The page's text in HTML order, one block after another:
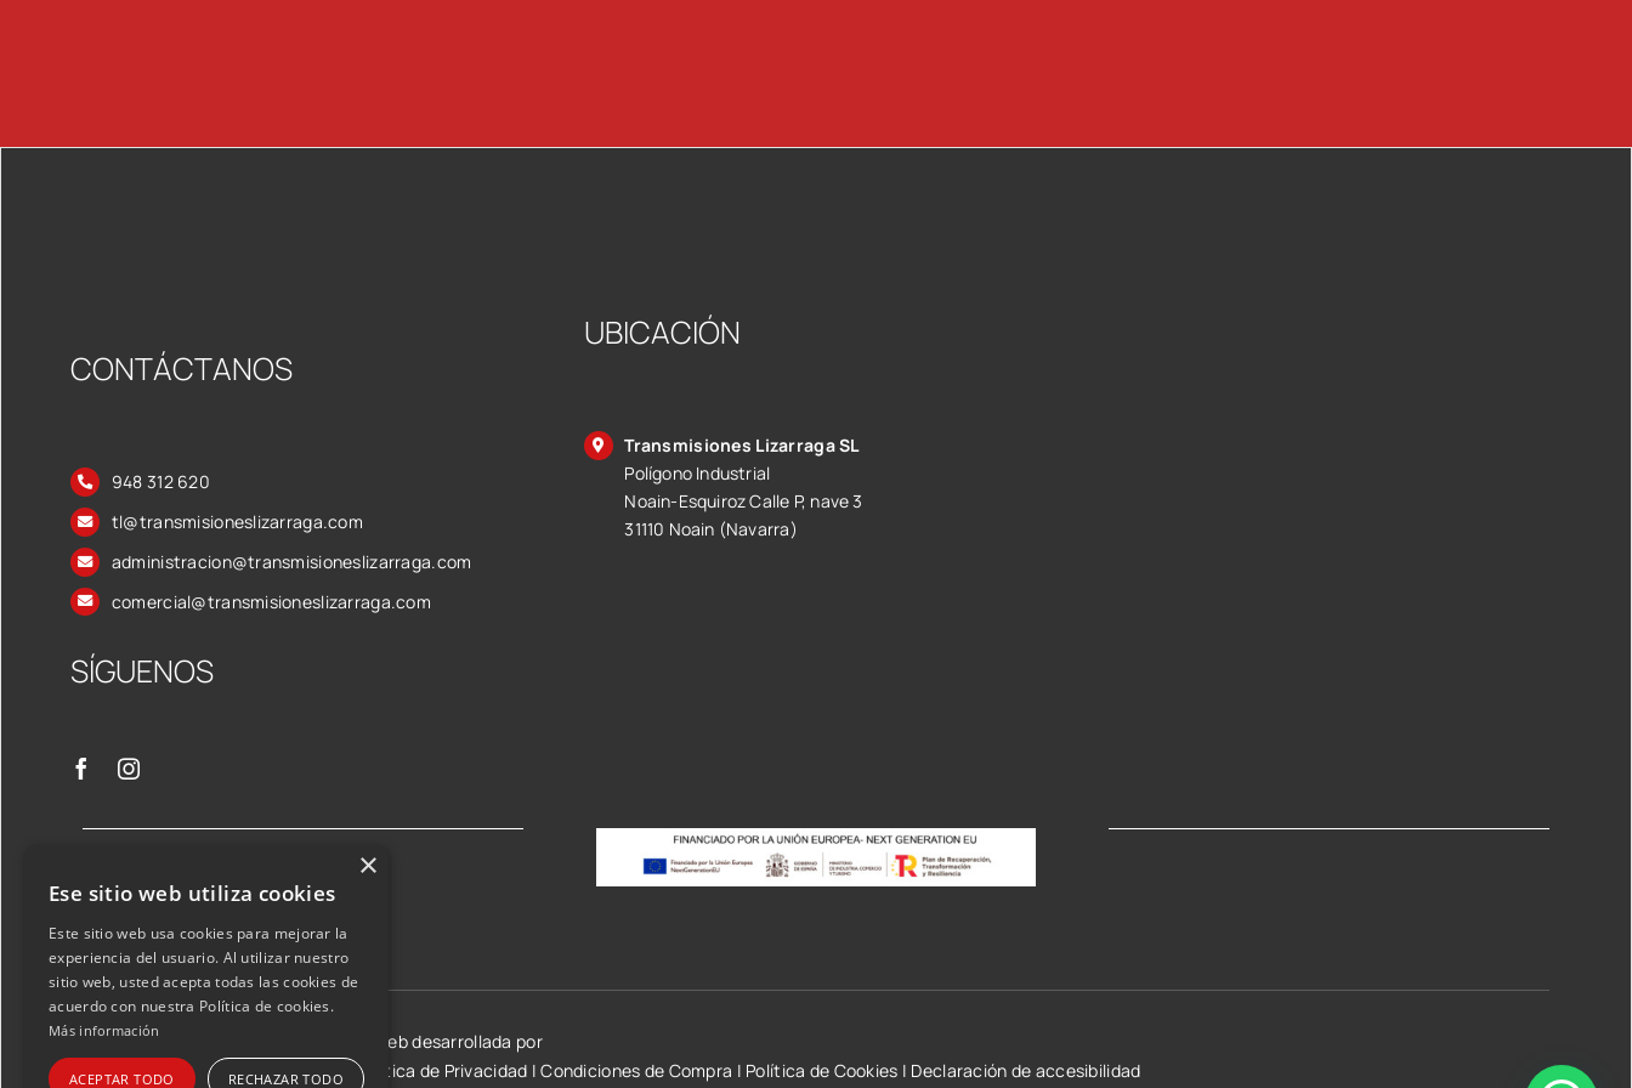
CONTÁCTANOS
948 312 620
tl@transmisioneslizarraga.com
administracion@transmisioneslizarraga.com
comercial@transmisioneslizarraga.com
SÍGUENOS
UBICACIÓN
Transmisiones Lizarraga SL
Polígono Industrial
Noain-Esquiroz Calle P, nave 3
31110 Noain (Navarra)
©2026 Transmisiones Lizarraga SL | Web desarrollada por
Aviso Legal y condiciones de uso |Política de Privacidad |Condiciones de Compra | Política de Cookies | Declaración de accesibilidad
×
Ese sitio web utiliza cookies
Este sitio web usa cookies para mejorar la
experiencia del usuario. Al utilizar nuestro
sitio web, usted acepta todas las cookies de
acuerdo con nuestra Política de cookies.
Más información
ACEPTAR TODO RECHAZAR TODO